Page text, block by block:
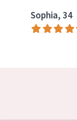
Sophia, 34